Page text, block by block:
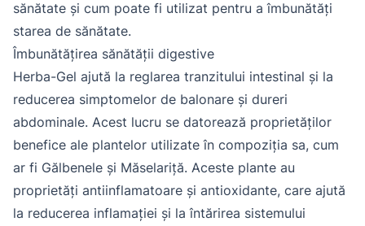
sănătate și cum poate fi utilizat pentru a îmbunătăți
starea de sănătate.
Îmbunătățirea sănătății digestive
Herba-Gel ajută la reglarea tranzitului intestinal și la
reducerea simptomelor de balonare și dureri
abdominale. Acest lucru se datorează proprietăților
benefice ale plantelor utilizate în compoziția sa, cum
ar fi Gălbenele și Măselariță. Aceste plante au
proprietăți antiinflamatoare și antioxidante, care ajută
la reducerea inflamației și la întărirea sistemului